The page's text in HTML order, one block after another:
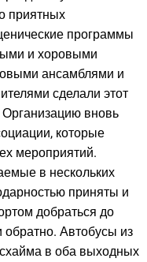
приятных
программы
и хоровыми
ансамблями и
сделали этот
вновь
которые
мероприятий.
в нескольких
приняты и
добраться до
Автобусы из
в оба выходных